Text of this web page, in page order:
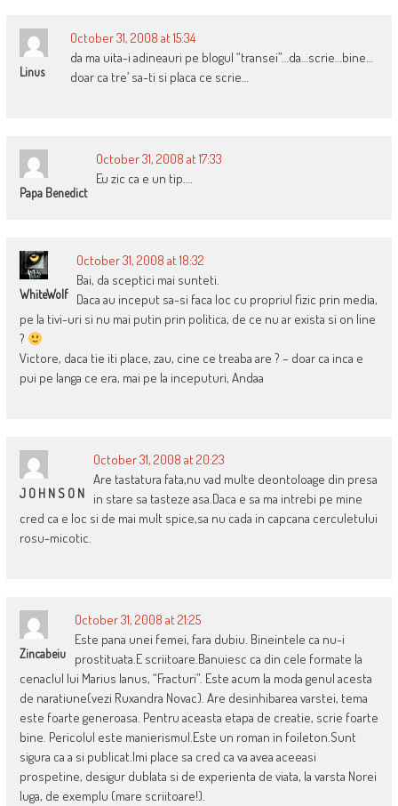
Linus
October 31, 2008 at 15:34
da ma uita-i adineauri pe blogul “transei”…da…scrie…bine…
doar ca tre’ sa-ti si placa ce scrie…
Papa Benedict
October 31, 2008 at 17:33
Eu zic ca e un tip….
WhiteWolf
October 31, 2008 at 18:32
Bai, da sceptici mai sunteti.
Daca au inceput sa-si faca loc cu propriul fizic prin media,
pe la tivi-uri si nu mai putin prin politica, de ce nu ar exista si on line
?
Victore, daca tie iti place, zau, cine ce treaba are ? – doar ca inca e
pui pe langa ce era, mai pe la inceputuri, Andaa
J O H N S O N
October 31, 2008 at 20:23
Are tastatura fata,nu vad multe deontoloage din presa
in stare sa tasteze asa.Daca e sa ma intrebi pe mine
cred ca e loc si de mai mult spice,sa nu cada in capcana cerculetului
rosu-micotic.
Zincabeiu
October 31, 2008 at 21:25
Este pana unei femei, fara dubiu. Bineintele ca nu-i
prostituata.E scriitoare.Banuiesc ca din cele formate la
cenaclul lui Marius Ianus, “Fracturi”. Este acum la moda genul acesta
de naratiune(vezi Ruxandra Novac). Are desinhibarea varstei, tema
este foarte generoasa. Pentru aceasta etapa de creatie, scrie foarte
bine. Pericolul este manierismul.Este un roman in foileton.Sunt
sigura ca a si publicat.Imi place sa cred ca va avea aceeasi
prospetine, desigur dublata si de experienta de viata, la varsta Norei
Iuga, de exemplu (mare scriitoare!).